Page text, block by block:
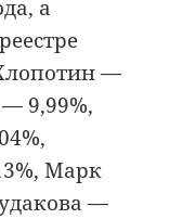
а
—
9,99%,
Марк
—